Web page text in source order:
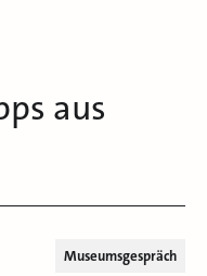
aus
Museumsgespräch